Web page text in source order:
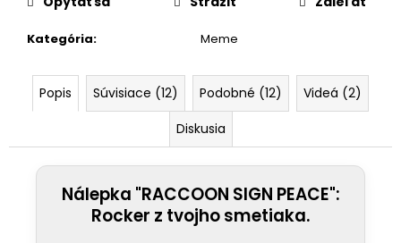
Kategória: Meme
Popis Súvisiace (12) Podobné (12)
Videá (2)
Diskusia
Nálepka "RACCOON SIGN PEACE":
Rocker z tvojho smetiaka.